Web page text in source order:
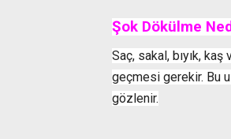
Şok Dökülme
Saç, sakal, bıyık,
geçmesi gerekir. Bu
gözlenir.